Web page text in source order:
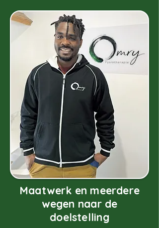
Maatwerk en meerdere
wegen naar de
doelstelling